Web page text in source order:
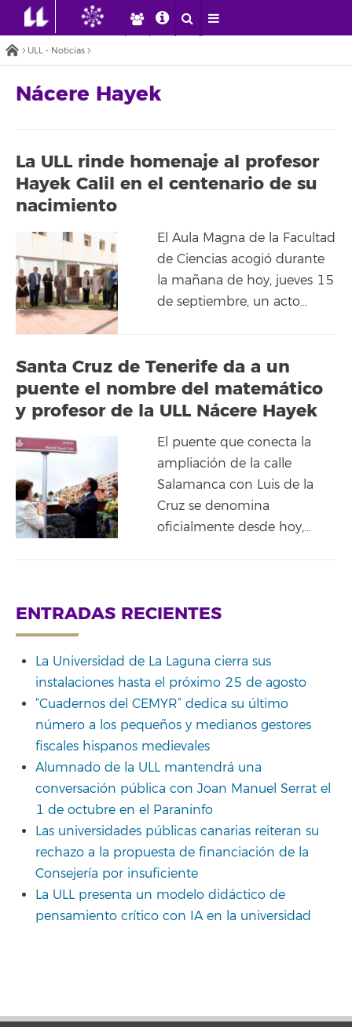
ULL - Noticias
Nácere Hayek
La ULL rinde homenaje al profesor
Hayek Calil en el centenario de su
nacimiento
El Aula Magna de la Facultad
de Ciencias acogió durante
la mañana de hoy, jueves 15
de septiembre, un acto…
Santa Cruz de Tenerife da a un
puente el nombre del matemático
y profesor de la ULL Nácere Hayek
El puente que conecta la
ampliación de la calle
Salamanca con Luis de la
Cruz se denomina
oficialmente desde hoy,…
ENTRADAS RECIENTES
La Universidad de La Laguna cierra sus
instalaciones hasta el próximo 25 de agosto
“Cuadernos del CEMYR” dedica su último
número a los pequeños y medianos gestores
fiscales hispanos medievales
Alumnado de la ULL mantendrá una
conversación pública con Joan Manuel Serrat el
1 de octubre en el Paraninfo
Las universidades públicas canarias reiteran su
rechazo a la propuesta de financiación de la
Consejería por insuficiente
La ULL presenta un modelo didáctico de
pensamiento crítico con IA en la universidad